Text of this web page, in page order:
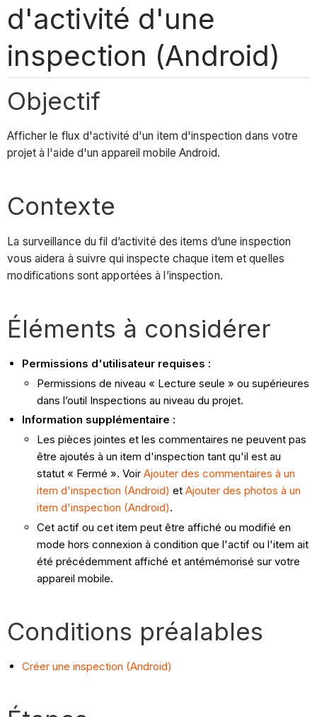
d'activité d'une
inspection (Android)
Objectif
Afficher le flux d'activité d'un item d'inspection dans votre
projet à l'aide d'un appareil mobile Android.
Contexte
La surveillance du fil d’activité des items d’une inspection
vous aidera à suivre qui inspecte chaque item et quelles
modifications sont apportées à l’inspection.
Éléments à considérer
Permissions d'utilisateur requises :
Permissions de niveau « Lecture seule » ou supérieures
dans l’outil Inspections au niveau du projet.
Information supplémentaire :
Les pièces jointes et les commentaires ne peuvent pas
être ajoutés à un item d'inspection tant qu'il est au
statut « Fermé ». VoirAjouter des commentaires à un
item d'inspection (Android) etAjouter des photos à un
item d'inspection (Android).
Cet actif ou cet item peut être affiché ou modifié en
mode hors connexion à condition que l'actif ou l'item ait
été précédemment affiché et antémémorisé sur votre
appareil mobile.
Conditions préalables
Créer une inspection (Android)